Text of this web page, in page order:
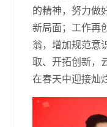
的精神，努力做
新局面；工作再
翁，增加规范意
取、开拓创新，
在春天中迎接灿